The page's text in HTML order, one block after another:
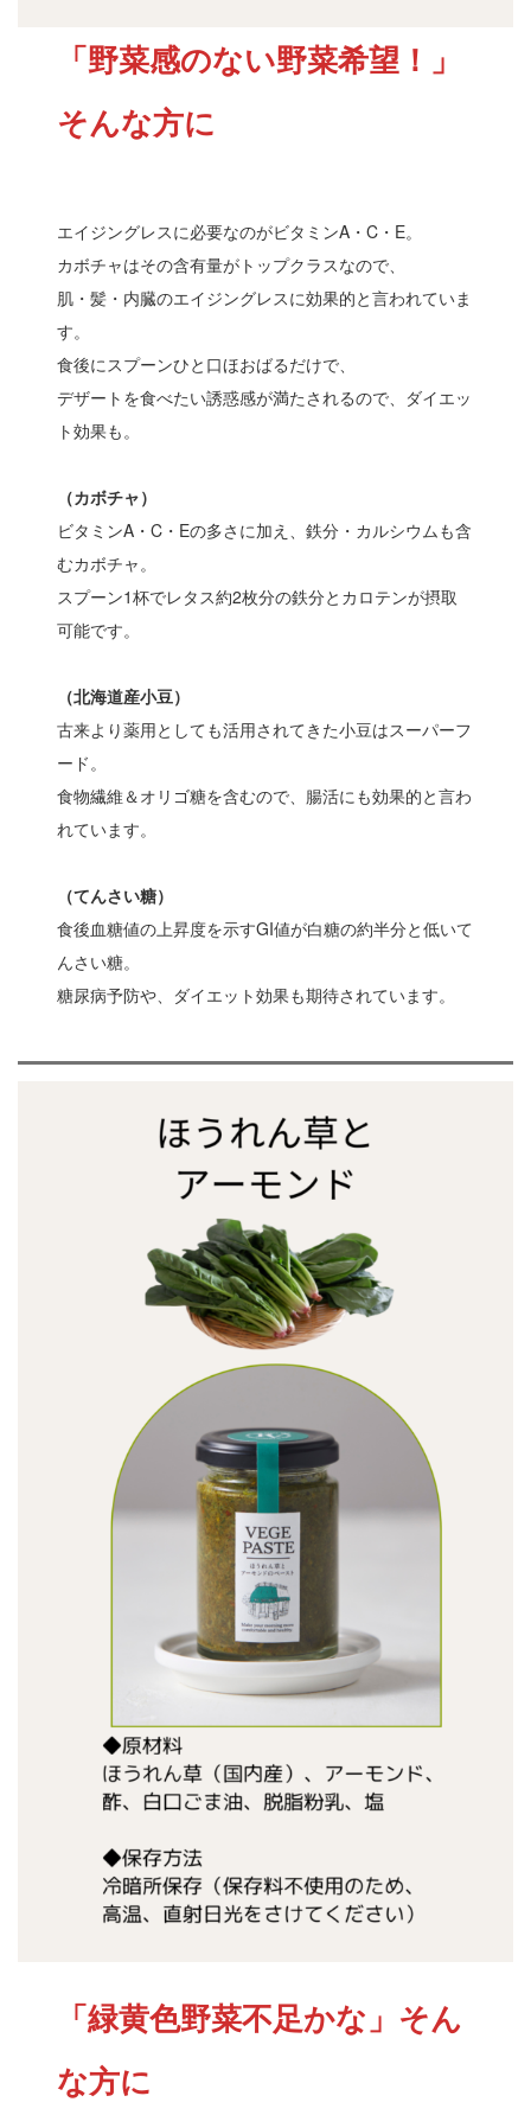
「野菜感のない野菜希望！」
そんな方に
エイジングレスに必要なのがビタミンA・C・E。
カボチャはその含有量がトップクラスなので、
肌・髪・内臓のエイジングレスに効果的と言われていま
す。
食後にスプーンひと口ほおばるだけで、
デザートを食べたい誘惑感が満たされるので、ダイエッ
ト効果も。
（カボチャ）
ビタミンA・C・Eの多さに加え、鉄分・カルシウムも含
むカボチャ。
スプーン1杯でレタス約2枚分の鉄分とカロテンが摂取
可能です。
（北海道産小豆）
古来より薬用としても活用されてきた小豆はスーパーフ
ード。
食物繊維＆オリゴ糖を含むので、腸活にも効果的と言わ
れています。
（てんさい糖）
食後血糖値の上昇度を示すGI値が白糖の約半分と低いて
んさい糖。
糖尿病予防や、ダイエット効果も期待されています。
「緑黄色野菜不足かな」そん
な方に